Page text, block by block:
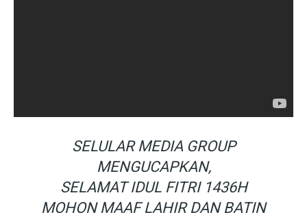
SELULAR MEDIA GROUP
MENGUCAPKAN,
SELAMAT IDUL FITRI 1436H
MOHON MAAF LAHIR DAN BATIN